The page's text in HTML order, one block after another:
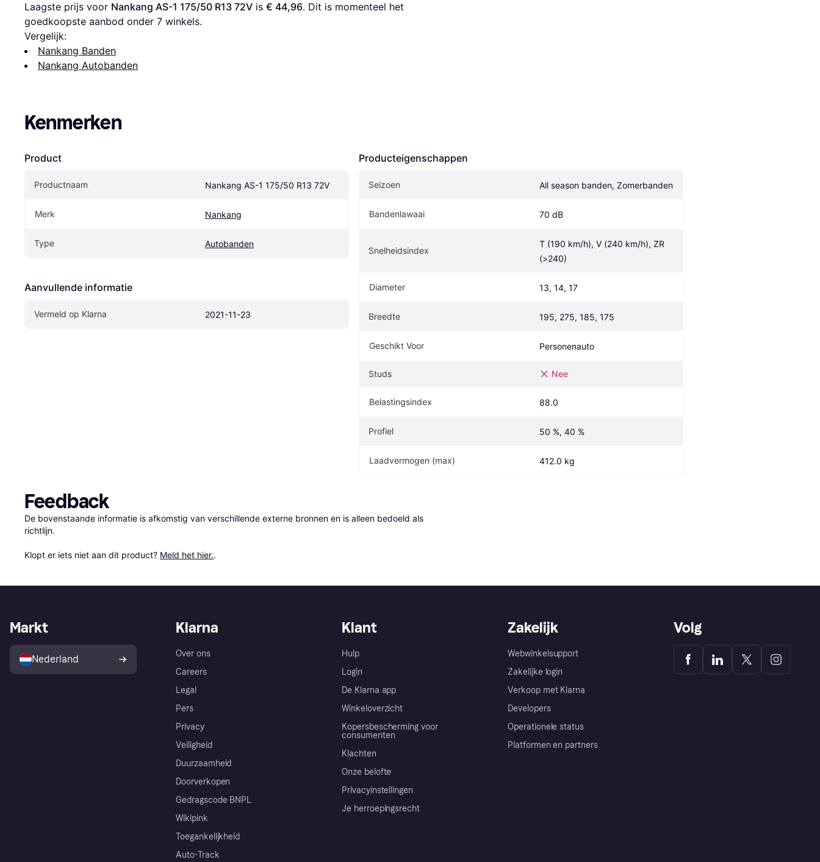
Laagste prijs voor Nankang AS-1 175/50 R13 72V is € 44,96. Dit is momenteel het
goedkoopste aanbod onder 7 winkels.
Vergelijk:
Nankang Banden
Nankang Autobanden
Kenmerken
Product
Productnaam Nankang AS-1 175/50 R13 72V
Merk Nankang
Type Autobanden
Aanvullende informatie
Vermeld op Klarna 2021-11-23
Producteigenschappen
Seizoen All season banden, Zomerbanden
Bandenlawaai 70 dB
Snelheidsindex
T (190 km/h), V (240 km/h), ZR
(>240)
Diameter 13, 14, 17
Breedte 195, 275, 185, 175
Geschikt Voor Personenauto
Studs Nee
Belastingsindex 88.0
Profiel 50 %, 40 %
Laadvermogen (max) 412.0 kg
Feedback
De bovenstaande informatie is afkomstig van verschillende externe bronnen en is alleen bedoeld als
richtlijn.
Klopt er iets niet aan dit product? Meld het hier..
Klarna
Over ons
Careers
Legal
Pers
Privacy
Veiligheid
Duurzaamheid
Doorverkopen
Gedragscode BNPL
Wikipink
Toegankelijkheid
Auto-Track
Klant
Hulp
Login
De Klarna app
Winkeloverzicht
Kopersbescherming voor
consumenten
Klachten
Onze belofte
Privacyinstellingen
Je herroepingsrecht
Zakelijk
Webwinkelsupport
Zakelijke login
Verkoop met Klarna
Developers
Operationele status
Platformen en partners
Markt
Nederland
Volg